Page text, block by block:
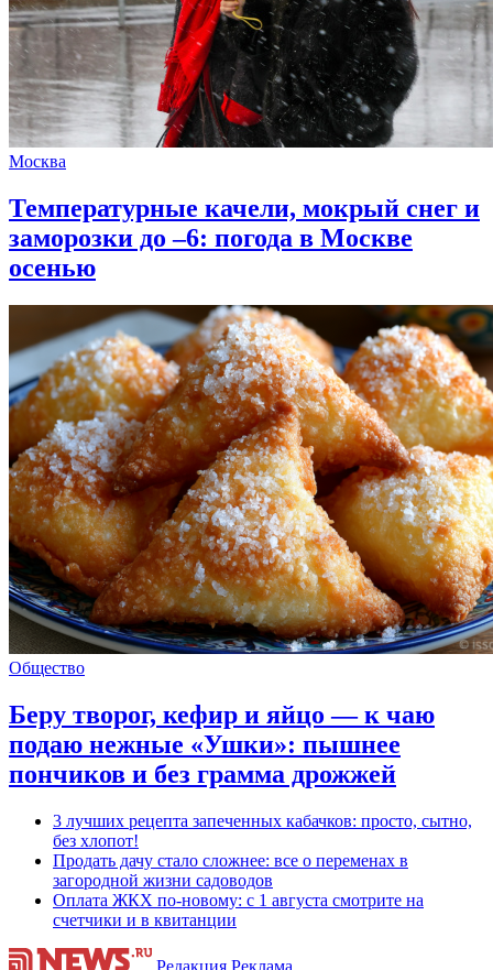
Москва
Температурные качели, мокрый снег и
заморозки до –6: погода в Москве
осенью
Общество
Беру творог, кефир и яйцо — к чаю
подаю нежные «Ушки»: пышнее
пончиков и без грамма дрожжей
3 лучших рецепта запеченных кабачков: просто, сытно,
без хлопот!
Продать дачу стало сложнее: все о переменах в
загородной жизни садоводов
Оплата ЖКХ по-новому: с 1 августа смотрите на
счетчики и в квитанции
Редакция Реклама